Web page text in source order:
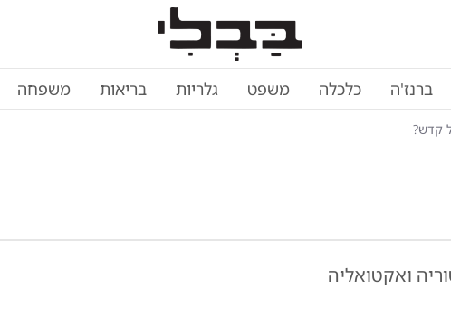
ברנז'ה כלכלה משפט גלריות בריאות משפחה
קדש?
ואקטואליה